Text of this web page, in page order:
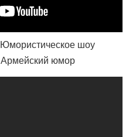
шоу
юмор